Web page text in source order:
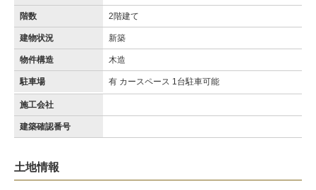
階数 2階建て
建物状況 新築
物件構造 木造
駐車場 有 カースペース 1台駐車可能
施工会社
建築確認番号
土地情報